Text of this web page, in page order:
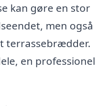
kan gøre en stor
men også
terrassebrædder.
en professionel